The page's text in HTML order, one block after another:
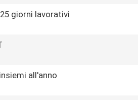
giorni lavorativi
all'anno